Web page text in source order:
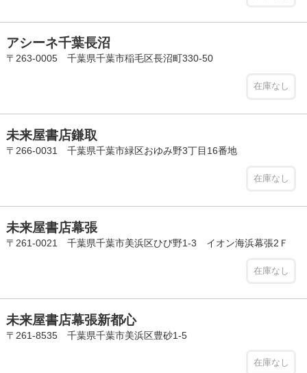
アシーネ千葉長沼
〒263-0005 千葉県千葉市稲毛区長沼町330-50
在庫なし
未来屋書店鎌取
〒266-0031 千葉県千葉市緑区おゆみ野3丁目16番地
在庫なし
未来屋書店幕張
〒261-0021 千葉県千葉市美浜区ひび野1-3 イオン海浜幕張2Ｆ
在庫なし
未来屋書店幕張新都心
〒261-8535 千葉県千葉市美浜区豊砂1-5
在庫なし